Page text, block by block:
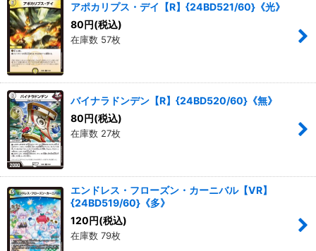
アポカリプス・デイ【R】{24BD521/60}《光》
80円(税込)
在庫数 57枚
バイナラドンデン【R】{24BD520/60}《無》
80円(税込)
在庫数 27枚
エンドレス・フローズン・カーニバル【VR】
{24BD519/60}《多》
120円(税込)
在庫数 79枚